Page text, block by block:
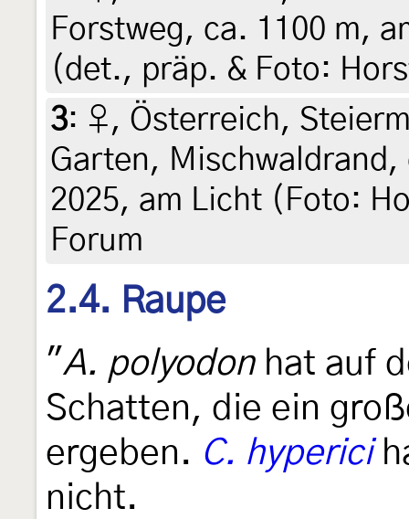
Forstweg, ca. 1100 m,
(det., präp. & Foto:
3: ♀, Österreich,
Garten, Mischwaldrand,
2025, am Licht (Foto:
Forum
2.4. Raupe
"A. polyodonhat auf
Schatten, die ein
ergeben. C. hyperici
nicht.